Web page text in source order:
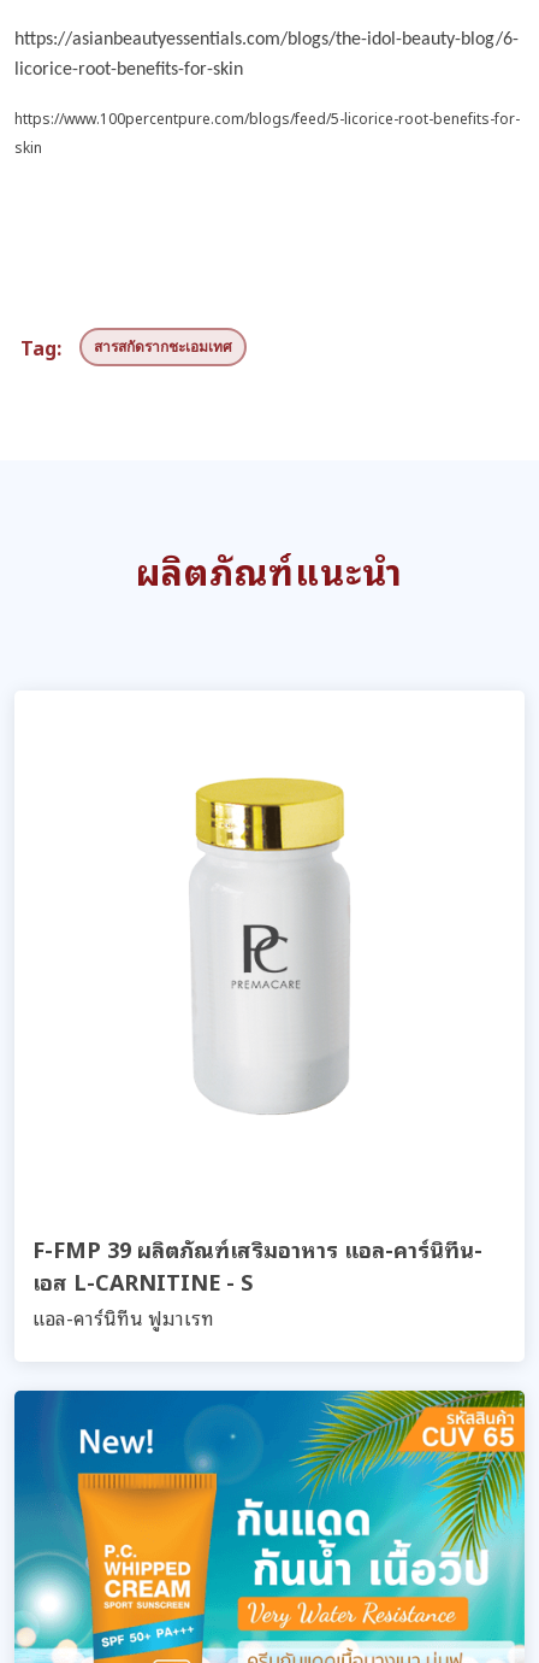
https://asianbeautyessentials.com/blogs/the-idol-beauty-blog/6-
licorice-root-benefits-for-skin
https://www.100percentpure.com/blogs/feed/5-licorice-root-benefits-for-
skin
Tag: สารสกัดรากชะเอมเทศ
ผลิตภัณฑ์แนะนำ
F-FMP 39 ผลิตภัณฑ์เสริมอาหาร แอล-คาร์นิทีน-
เอส L-CARNITINE - S
แอล-คาร์นิทีน ฟูมาเรท